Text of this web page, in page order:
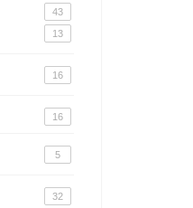
43
13
16
16
5
32